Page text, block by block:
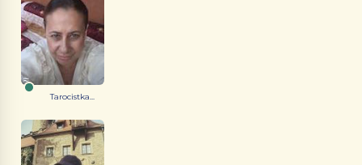
Tarocistka...